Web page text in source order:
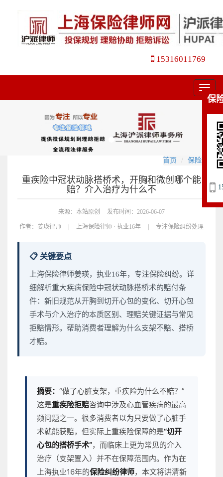
15316011769
菜
单
首页 保险理赔
重疾险中冠状动脉搭桥术，开胸和微创哪个能
赔？介入治疗为什么不
来源：本站原创 发布时间：2026-06-07
作者： 姜瑛律师 | 上海保险律师 · 执业16年 | 专注保险纠纷处理
📋 关键要点
上海保险律师姜瑛，执业16年，专注保险纠纷。详
细解析重大疾病保险中冠状动脉搭桥术的赔付条
件：新旧规范从开胸到切开心包的变化、切开心包
手术与介入治疗的本质区别、理赔关键证据与常见
拒赔情形。帮助消费者理解为什么支架不赔、搭桥
才赔。
摘要： “做了心脏支架，重疾险为什么不赔？”
这是重疾险拒赔咨询中涉及心血管疾病的最高
频问题之一。很多消费者以为只要做了心脏手
术就能获赔，但实际上重疾险保障的是“切开
心包的搭桥手术”，而临床上更为常见的介入
治疗（支架置入）并不在保障范围内。作为在
上海执业16年的保险纠纷律师，本文将讲清新
保